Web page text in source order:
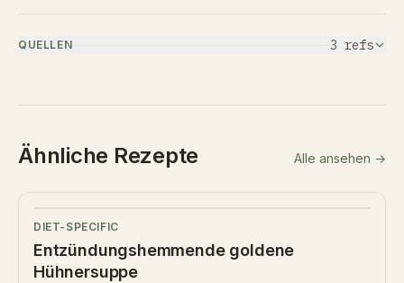
QUELLEN 3 refs
Ähnliche Rezepte Alle ansehen →
DIET-SPECIFIC
Entzündungshemmende goldene
Hühnersuppe